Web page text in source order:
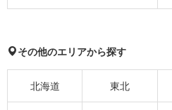
その他のエリアから探す
北海道 東北